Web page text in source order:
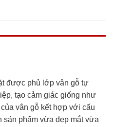
được phủ lớp vân gỗ tự
tạo cảm giác giống như
vân gỗ kết hợp với cấu
sản phẩm vừa đẹp mắt vừa